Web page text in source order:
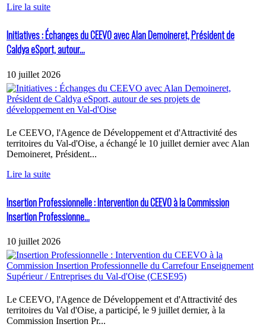
Lire la suite
Initiatives : Échanges du CEEVO avec Alan Demoineret, Président de
Caldya eSport, autour...
10 juillet 2026
Le CEEVO, l'Agence de Développement et d'Attractivité des
territoires du Val-d'Oise, a échangé le 10 juillet dernier avec Alan
Demoineret, Président...
Lire la suite
Insertion Professionnelle : Intervention du CEEVO à la Commission
Insertion Professionne...
10 juillet 2026
Le CEEVO, l'Agence de Développement et d'Attractivité des
territoires du Val d'Oise, a participé, le 9 juillet dernier, à la
Commission Insertion Pr...